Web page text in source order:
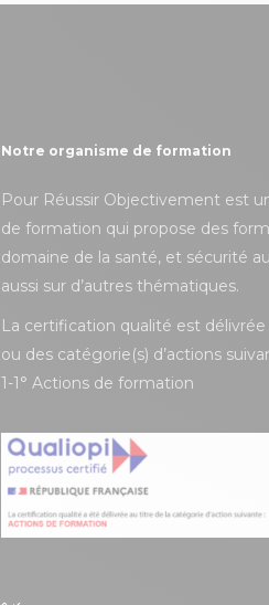
Notre organisme de formation
Pour Réussir Objectivement est
de formation qui propose des
domaine de la santé, et sécurité
aussi sur d’autres thématiques.
La certification qualité est
ou des catégorie(s) d’actions
1-1° Actions de formation